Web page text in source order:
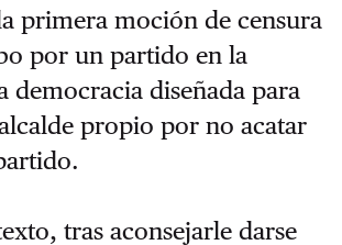
primera moción de censura
por un partido en la
democracia diseñada para
propio por no acatar
tras aconsejarle darse